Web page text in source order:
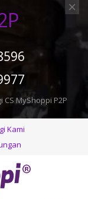
MyShoppi P2P
Kami